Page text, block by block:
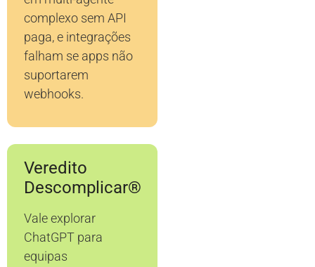
complexo sem API
paga, e integrações
falham se apps não
suportarem
webhooks.
Veredito
Descomplicar®
Vale explorar
ChatGPT para
equipas